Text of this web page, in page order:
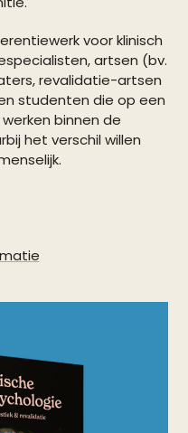
voor klinisch
artsen (bv.
revalidatie-artsen
studenten die op een
binnen de
het verschil willen